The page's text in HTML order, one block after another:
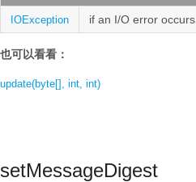
IOException if an I/O error occurs.
也可以看看：
update(byte[], int, int)
setMessageDigest